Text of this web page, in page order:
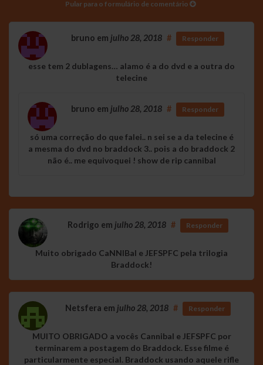
Pular para o formulário de comentário
bruno em julho 28, 2018 # Responder
esse tem 2 dublagens… alamo é a do dvd e a outra do
telecine
bruno em julho 28, 2018 # Responder
só uma correção do que falei.. n sei se a da telecine é
a mesma do dvd no braddock 3.. pois a do braddock 2
não é.. me equivoquei ! show de rip cannibal
Rodrigo em julho 28, 2018 # Responder
Muito obrigado CaNNIBal e JEFSPFC pela trilogia
Braddock!
Netsfera em julho 28, 2018 # Responder
MUITO OBRIGADO a vocês Cannibal e JEFSPFC por
terminarem a postagem do Braddock. Esse filme é
particularmente especial. Braddock usando aquele rifle